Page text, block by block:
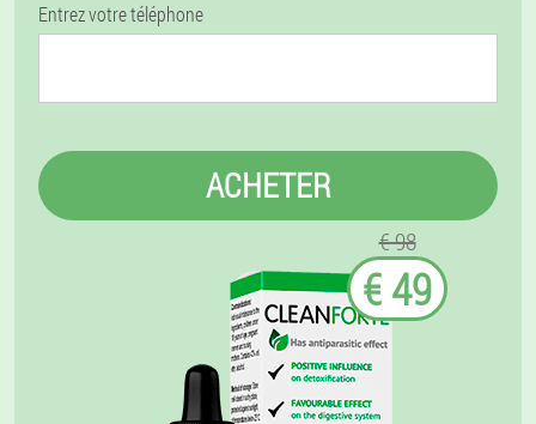
Entrez votre téléphone
ACHETER
€ 98
€ 49